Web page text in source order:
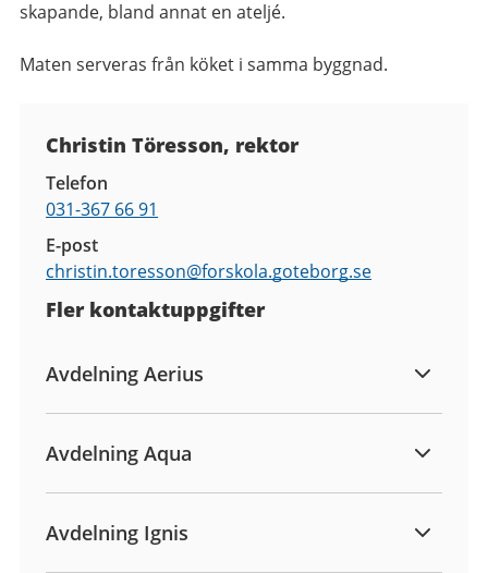
skapande, bland annat en ateljé.
Maten serveras från köket i samma byggnad.
Christin Töresson, rektor
Telefon
031-367 66 91
E-post
christin.toresson@forskola.goteborg.se
Fler kontaktuppgifter
Avdelning Aerius
Avdelning Aqua
Avdelning Ignis